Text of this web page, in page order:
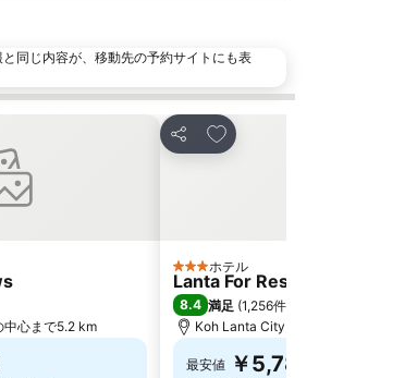
同じ内容が、移動先の予約サイトにも表
加
心まで5.2 km
シェア
お気に入りに追加
3 ホテルのランク
ホテル
Lanta For Rest Boutique Hotel
8.4 満足 (1,256件の評価
Koh Lanta City, 街の中心まで5.6 km
最安値 ￥5,781